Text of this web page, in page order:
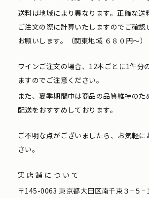
送料は地域により異なります。正確な送
ご注文の際に計算いたしますのでご確認
お願いします。（関東地域 ６８０円〜）
ワインご注文の場合、12本ごとに1件分
ますのでご注意ください。
また、夏季期間中は商品の品質維持のた
配送をおすすめしております。
ご不明な点がございましたら、お気軽に
さい。
実店舗について
〒145-0063 東京都大田区南千束３−５−